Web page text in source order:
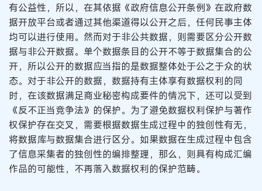
有公益性，所以，在其依据《政府信息公开条例》在政府数
据开放平台或者通过其他渠道得以公开之后，任何民事主体
均可以进行使用。然而对于非公共数据，则需要区分公开数
据与非公开数据。单个数据条目的公开不等于数据集合的公
开，所以公开的数据应当指的是数据整体处于公之于众的状
态。对于非公开的数据，数据持有主体享有数据权利的同
时，在该数据满足商业秘密构成要件的情况下，还可以受到
《反不正当竞争法》的保护。为了避免数据权利保护与著作
权保护存在交叉，需要根据数据生成过程中的独创性有无，
将数据库与数据集合进行区分。如果数据在生成过程中包含
了信息采集者的独创性的编排整理，那么，则具有构成汇编
作品的可能性，不再落入数据权利的保护范畴。